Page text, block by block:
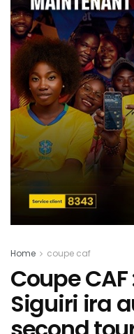
Home coupe caf
Coupe CAF
Siguiri ira